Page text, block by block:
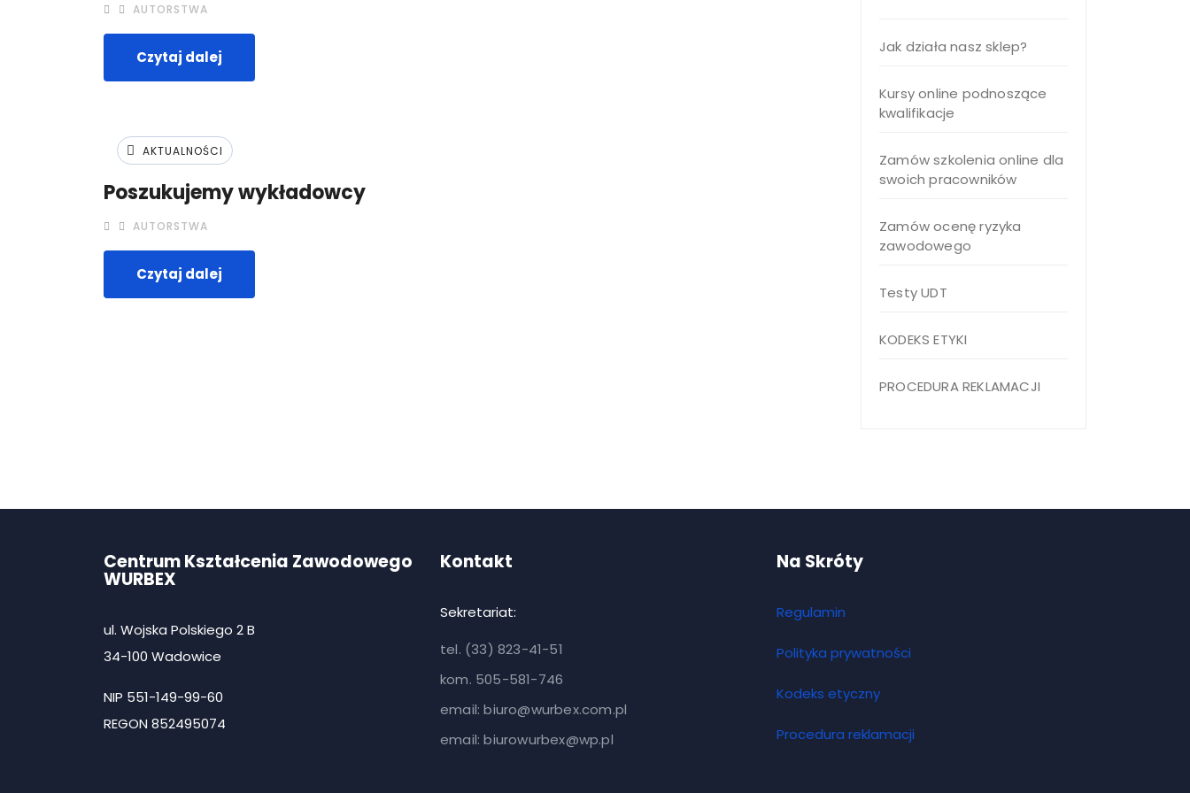
AUTORSTWA
Czytaj dalej
AKTUALNOŚCI
Poszukujemy wykładowcy
AUTORSTWA
Czytaj dalej
Jak działa nasz sklep?
Kursy online podnoszące
kwalifikacje
Zamów szkolenia online dla
swoich pracowników
Zamów ocenę ryzyka
zawodowego
Testy UDT
KODEKS ETYKI
PROCEDURA REKLAMACJI
Centrum Kształcenia Zawodowego
WURBEX
ul. Wojska Polskiego 2 B
34-100 Wadowice
NIP 551-149-99-60
REGON 852495074
Kontakt
Sekretariat:
tel. (33) 823-41-51
kom. 505-581-746
email: biuro@wurbex.com.pl
email: biurowurbex@wp.pl
Na Skróty
Regulamin
Polityka prywatności
Kodeks etyczny
Procedura reklamacji